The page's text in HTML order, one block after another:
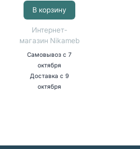
В корзину
Интернет-
магазин Nikameb
Самовывозс 7
октября
Доставка с 9
октября